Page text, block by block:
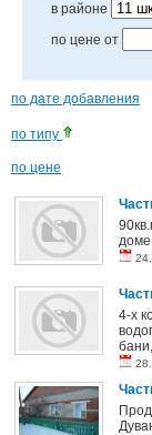
в районе
по цене от
по дате добавления
по типу
по цене
4-х